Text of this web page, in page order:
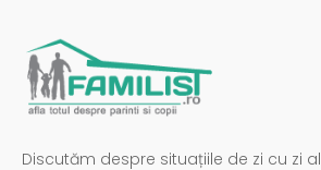
Discutăm despre situațiile de zi cu zi